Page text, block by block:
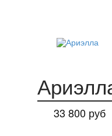
33 800 руб